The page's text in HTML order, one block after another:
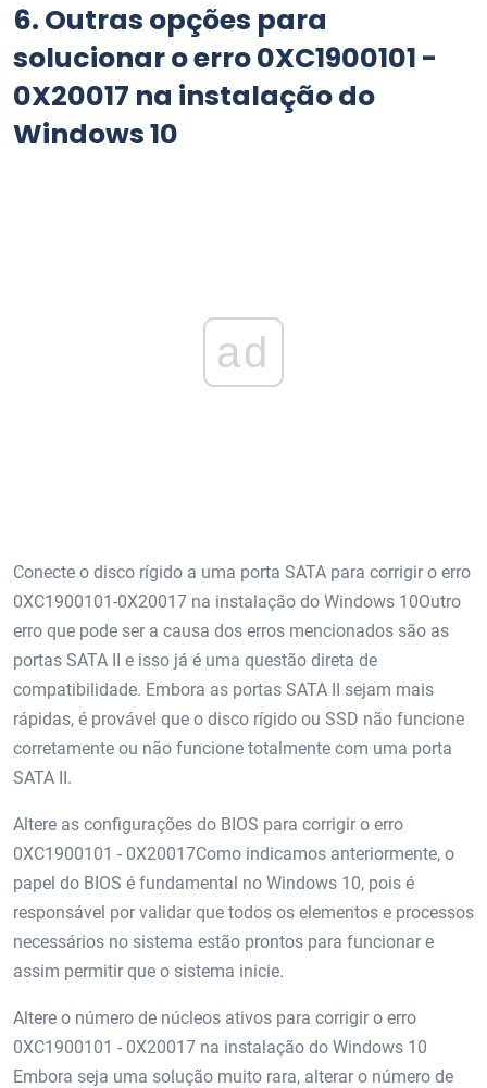
6. Outras opções para
solucionar o erro 0XC1900101 -
0X20017 na instalação do
Windows 10
ad
Conecte o disco rígido a uma porta SATA para corrigir o erro
0XC1900101-0X20017 na instalação do Windows 10Outro
erro que pode ser a causa dos erros mencionados são as
portas SATA II e isso já é uma questão direta de
compatibilidade. Embora as portas SATA II sejam mais
rápidas, é provável que o disco rígido ou SSD não funcione
corretamente ou não funcione totalmente com uma porta
SATA II.
Altere as configurações do BIOS para corrigir o erro
0XC1900101 - 0X20017Como indicamos anteriormente, o
papel do BIOS é fundamental no Windows 10, pois é
responsável por validar que todos os elementos e processos
necessários no sistema estão prontos para funcionar e
assim permitir que o sistema inicie.
Altere o número de núcleos ativos para corrigir o erro
0XC1900101 - 0X20017 na instalação do Windows 10
Embora seja uma solução muito rara, alterar o número de